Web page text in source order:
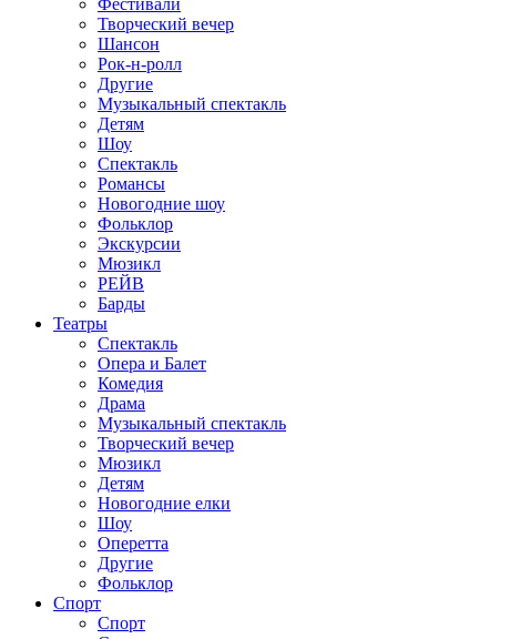
Фестивали
Творческий вечер
Шансон
Рок-н-ролл
Другие
Музыкальный спектакль
Детям
Шоу
Спектакль
Романсы
Новогодние шоу
Фольклор
Экскурсии
Мюзикл
РЕЙВ
Барды
Театры
Спектакль
Опера и Балет
Комедия
Драма
Музыкальный спектакль
Творческий вечер
Мюзикл
Детям
Новогодние елки
Шоу
Оперетта
Другие
Фольклор
Спорт
Спорт